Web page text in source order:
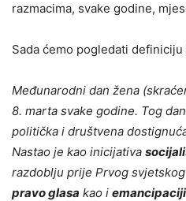
razmacima, svake godine,
Sada ćemo pogledati definiciju
Međunarodni dan žena
8. marta svake godine. Tog
politička i društvena
Nastao je kao inicijativa
razdoblju prije Prvog
pravo glasa kao i emancipaciji